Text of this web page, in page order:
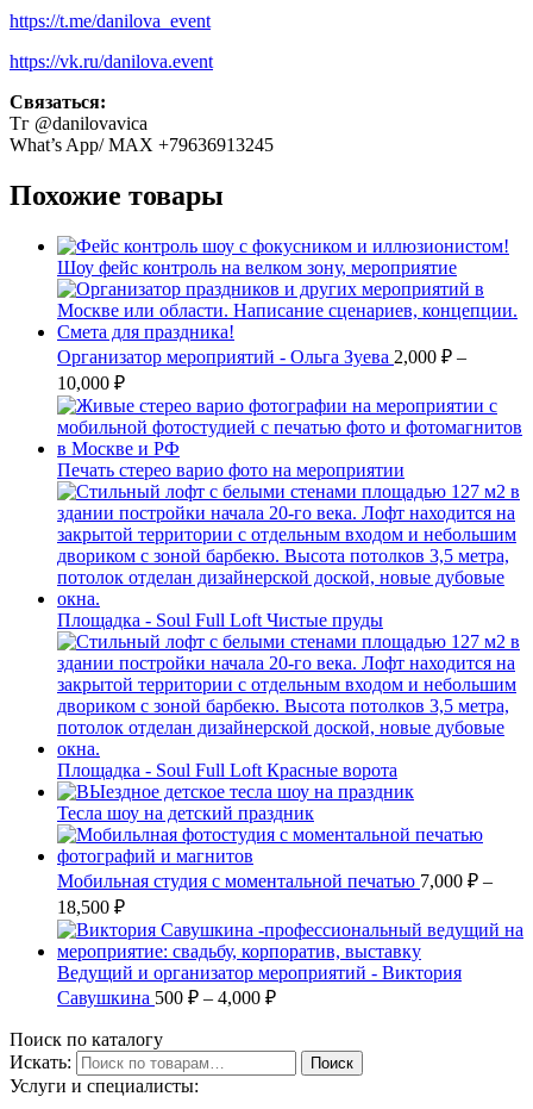
https://t.me/danilova_event
https://vk.ru/danilova.event
Связаться:
Тг @danilovavica
What’s App/ MAX +79636913245
Похожие товары
Шоу фейс контроль на велком зону, мероприятие
Организатор мероприятий - Ольга Зуева 2,000 ₽ –
10,000 ₽
Печать стерео варио фото на мероприятии
Площадка - Soul Full Loft Чистые пруды
Площадка - Soul Full Loft Красные ворота
Тесла шоу на детский праздник
Мобильная студия с моментальной печатью 7,000 ₽ –
18,500 ₽
Ведущий и организатор мероприятий - Виктория
Савушкина 500 ₽ – 4,000 ₽
Поиск по каталогу
Искать:
Поиск
Услуги и специалисты: